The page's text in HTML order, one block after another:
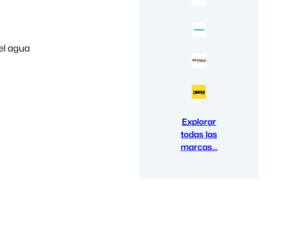
agua
Explorar
todas las
marcas…